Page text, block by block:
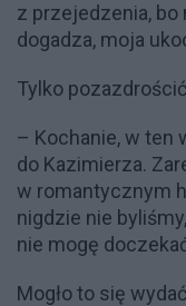
z przejedzenia, bo
dogadza, moja
Tylko
– Kochanie, w ten
do Kazimierza.
w romantycznym
nigdzie nie
nie mogę
Mogło to się